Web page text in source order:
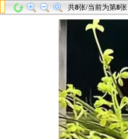
共8张/当前为第8张